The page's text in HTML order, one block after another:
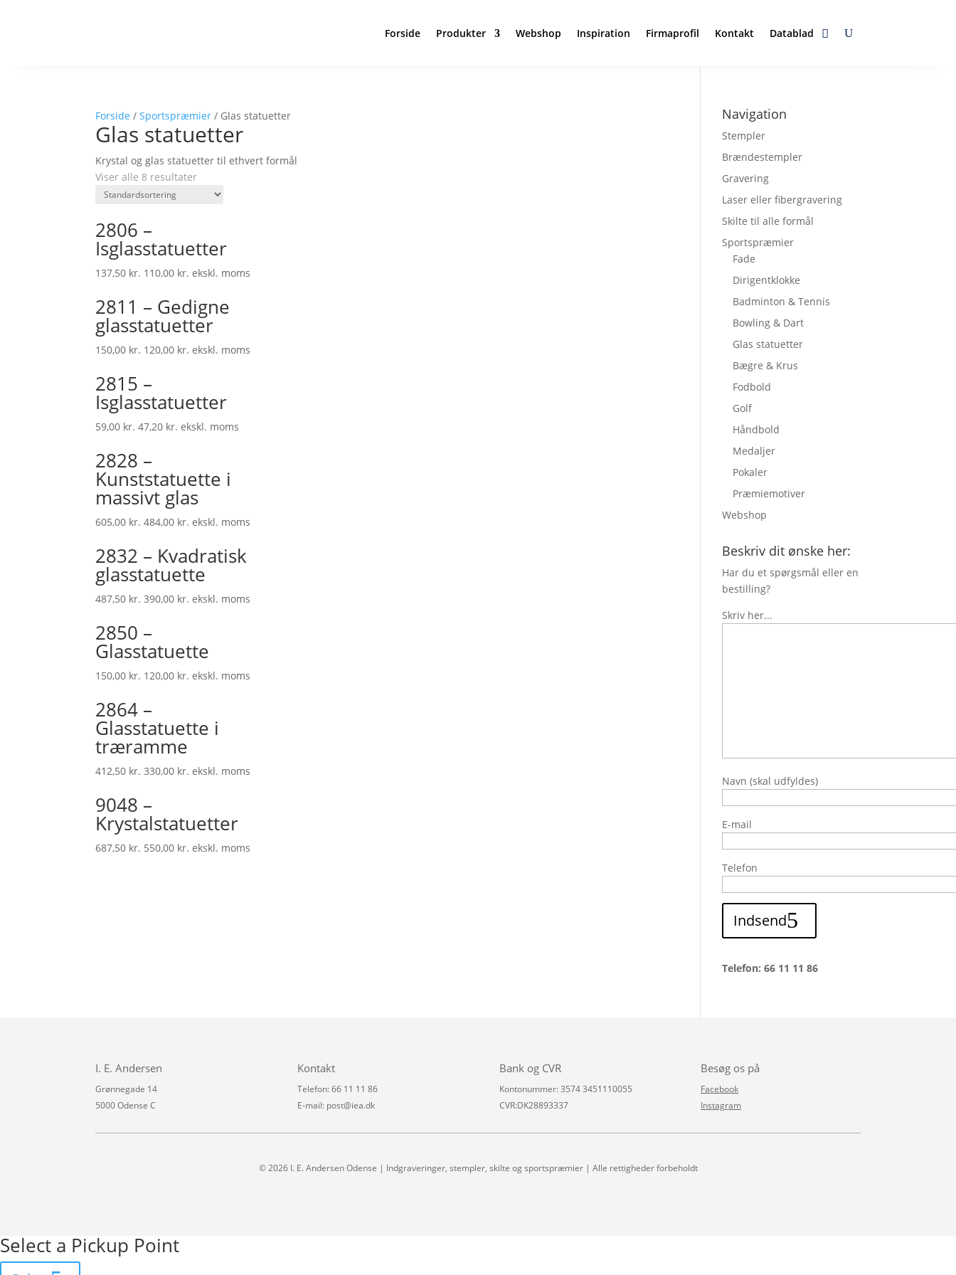
Forside Produkter Webshop Inspiration Firmaprofil Kontakt Datablad
Forside /Sportspræmier / Glas statuetter
Glas statuetter
Krystal og glas statuetter til ethvert formål
Viser alle 8 resultater
2806 –
Isglasstatuetter
137,50 kr. 110,00 kr. ekskl. moms
2811 – Gedigne
glasstatuetter
150,00 kr. 120,00 kr. ekskl. moms
2815 –
Isglasstatuetter
59,00 kr. 47,20 kr. ekskl. moms
2828 –
Kunststatuette i
massivt glas
605,00 kr. 484,00 kr. ekskl. moms
2832 – Kvadratisk
glasstatuette
487,50 kr. 390,00 kr. ekskl. moms
2850 –
Glasstatuette
150,00 kr. 120,00 kr. ekskl. moms
2864 –
Glasstatuette i
træramme
412,50 kr. 330,00 kr. ekskl. moms
9048 –
Krystalstatuetter
687,50 kr. 550,00 kr. ekskl. moms
Navigation
Stempler
Brændestempler
Gravering
Laser eller fibergravering
Skilte til alle formål
Sportspræmier
Fade
Dirigentklokke
Badminton & Tennis
Bowling & Dart
Glas statuetter
Bægre & Krus
Fodbold
Golf
Håndbold
Medaljer
Pokaler
Præmiemotiver
Webshop
Beskriv dit ønske her:
Har du et spørgsmål eller en
bestilling?
Skriv her...
Navn (skal udfyldes)
E-mail
Telefon
Indsend
Telefon: 66 11 11 86
I. E. Andersen
Grønnegade 14
5000 Odense C
Kontakt
Telefon: 66 11 11 86
E-mail: post@iea.dk
Bank og CVR
Kontonummer: 3574 3451110055
CVR:DK28893337
Besøg os på
Facebook
Instagram
© 2026 I. E. Andersen Odense | Indgraveringer, stempler, skilte og sportspræmier | Alle rettigheder forbeholdt
Select a Pickup Point